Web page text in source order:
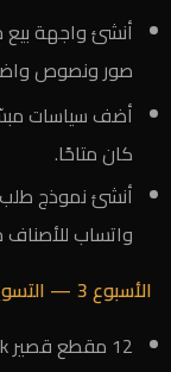
أنشئ واجهة
صور ونصوص
أضف سياسات
كان متاحًا.
واتساب
الأسبوع 3 — التسويق العضوي والبرهان الاجتماعي
12 مقطع قصير Reels/TikTok يعرض الاستخدام قبل/بعد.